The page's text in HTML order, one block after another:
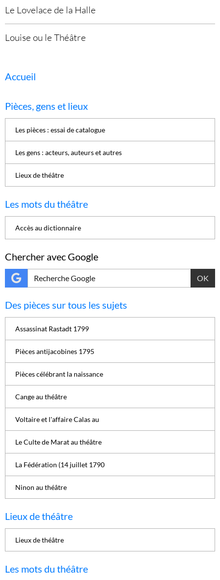
Le Lovelace de la Halle
Louise ou le Théâtre
Accueil
Pièces, gens et lieux
Les pièces : essai de catalogue
Les gens : acteurs, auteurs et autres
Lieux de théâtre
Les mots du théâtre
Accès au dictionnaire
Chercher avec Google
OK
Des pièces sur tous les sujets
Assassinat Rastadt 1799
Pièces antijacobines 1795
Pièces célébrant la naissance
Cange au théâtre
Voltaire et l'affaire Calas au
Le Culte de Marat au théâtre
La Fédération (14 juillet 1790
Ninon au théâtre
Lieux de théâtre
Lieux de théâtre
Les mots du théâtre